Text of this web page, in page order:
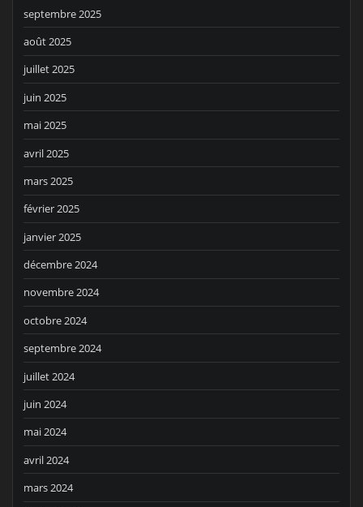
septembre 2025
août 2025
juillet 2025
juin 2025
mai 2025
avril 2025
mars 2025
février 2025
janvier 2025
décembre 2024
novembre 2024
octobre 2024
septembre 2024
juillet 2024
juin 2024
mai 2024
avril 2024
mars 2024